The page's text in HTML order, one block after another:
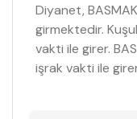
Diyanet,
girmektedir.
vakti ile girer.
işrak vakti ile